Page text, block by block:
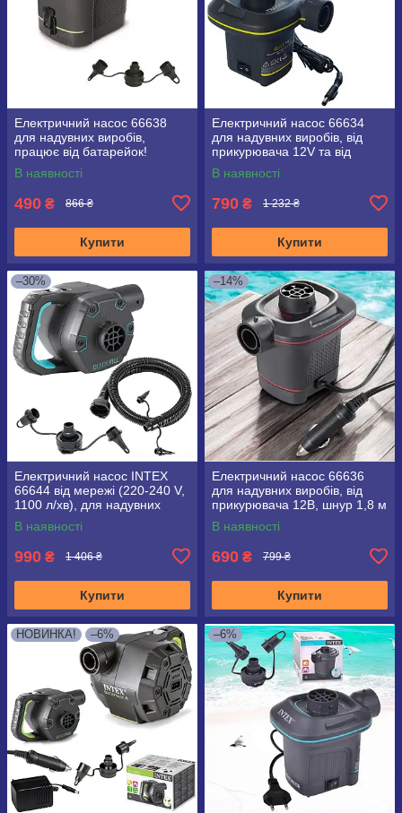
Електричний насос 66638
для надувних виробів,
працює від батарейок!
В наявності
490 ₴ 866 ₴
Купити
Електричний насос 66634
для надувних виробів, від
прикурювача 12V та від
мережі 220V, шнур 1,8м
В наявності
790 ₴ 1 232 ₴
Купити
–30%
Електричний насос INTEX
66644 від мережі (220-240 V,
1100 л/хв), для надувних
виробів Intex або Bestway
В наявності
990 ₴ 1 406 ₴
Купити
–14%
Електричний насос 66636
для надувних виробів, від
прикурювача 12В, шнур 1,8 м
В наявності
690 ₴ 799 ₴
Купити
НОВИНКА! –6% –6%